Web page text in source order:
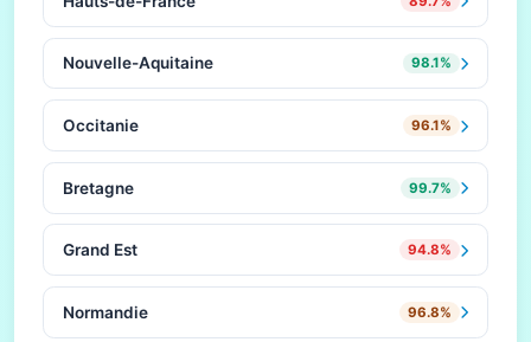
Nouvelle-Aquitaine 98.1%
Occitanie 96.1%
Bretagne 99.7%
Grand Est 94.8%
Normandie 96.8%